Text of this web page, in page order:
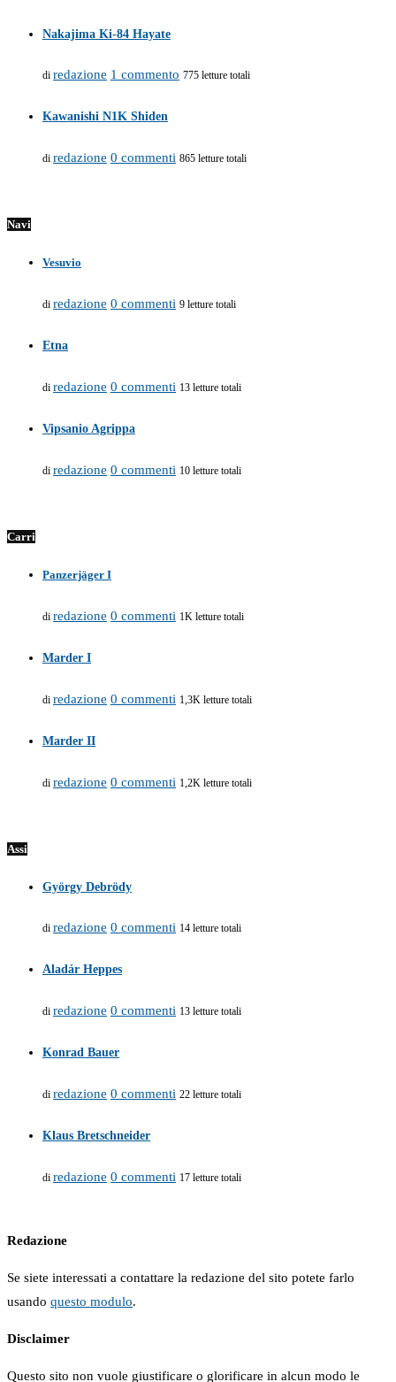
Nakajima Ki-84 Hayate
di redazione 1 commento 775 letture totali
Kawanishi N1K Shiden
di redazione 0 commenti 865 letture totali
Navi
Vesuvio
di redazione 0 commenti 9 letture totali
Etna
di redazione 0 commenti 13 letture totali
Vipsanio Agrippa
di redazione 0 commenti 10 letture totali
Carri
Panzerjäger I
di redazione 0 commenti 1K letture totali
Marder I
di redazione 0 commenti 1,3K letture totali
Marder II
di redazione 0 commenti 1,2K letture totali
Assi
György Debrödy
di redazione 0 commenti 14 letture totali
Aladár Heppes
di redazione 0 commenti 13 letture totali
Konrad Bauer
di redazione 0 commenti 22 letture totali
Klaus Bretschneider
di redazione 0 commenti 17 letture totali
Redazione
Se siete interessati a contattare la redazione del sito potete farlo
usando questo modulo.
Disclaimer
Questo sito non vuole giustificare o glorificare in alcun modo le